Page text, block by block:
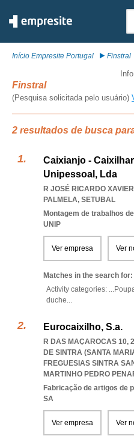
Início Empresite Portugal Finstral
Finstral
(Pesquisa solicitada pelo usuário)
2 resultados de busca
Caixianjo -
Unipessoal, Lda
R JOSÉ RICARDO
PALMELA, SETUBAL
Montagem de trabalhos
UNIP
Ver empresa Ver
Matches in the search for:
Activity categories: ...
duche...
Eurocaixilho, S.a.
R DAS MAÇAROCAS 10,
DE SINTRA (SANTA
FREGUESIAS SINTRA
MARTINHO PEDRO
Fabricação de artigos de
SA
Ver empresa Ver